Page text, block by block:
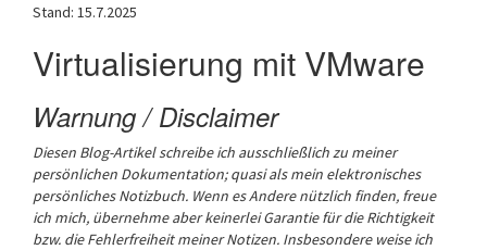
Stand: 15.7.2025
Virtualisierung mit VMware
Warnung / Disclaimer
Diesen Blog-Artikel schreibe ich ausschließlich zu meiner
persönlichen Dokumentation; quasi als mein elektronisches
persönliches Notizbuch. Wenn es Andere nützlich finden, freue
ich mich, übernehme aber keinerlei Garantie für die Richtigkeit
bzw. die Fehlerfreiheit meiner Notizen. Insbesondere weise ich